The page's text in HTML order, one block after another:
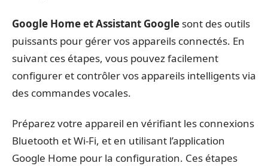
Google Home et Assistant Google sont des outils
puissants pour gérer vos appareils connectés. En
suivant ces étapes, vous pouvez facilement
configurer et contrôler vos appareils intelligents via
des commandes vocales.
Préparez votre appareil en vérifiant les connexions
Bluetooth et Wi-Fi, et en utilisant l’application
Google Home pour la configuration. Ces étapes